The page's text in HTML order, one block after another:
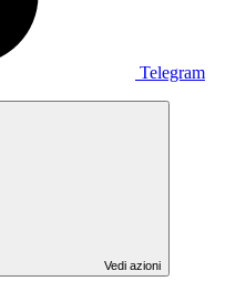
Telegram
Vedi azioni